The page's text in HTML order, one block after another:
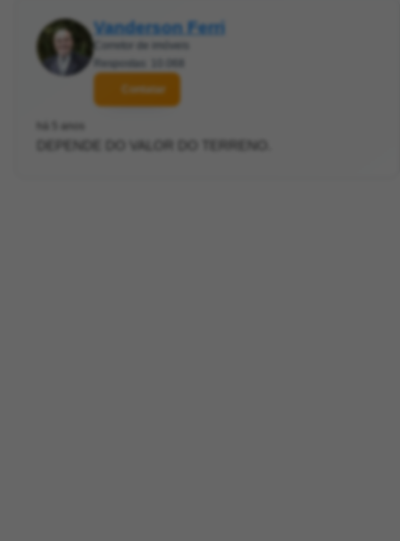
Vanderson Ferri
Corretor de imóveis
Respostas: 10.068
Contatar
há 5 anos